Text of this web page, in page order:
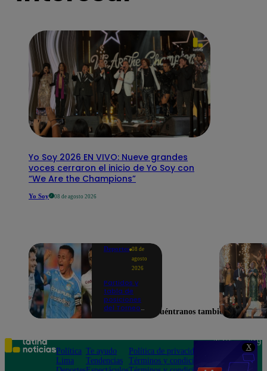
X
Yo Soy 2026 EN VIVO: Nueve grandes
voces cerraron el inicio de Yo Soy con
“We Are the Champions”
Yo Soy 08 de agosto 2026
Deportes 08 de
agosto
2026
Partidos y
tabla de
posiciones
del Torneo
en la fecha 4
Encuéntranos también en
Política
Lima
Te ayudo
Tendencias
Política de privacidad
Términos y condiciones
Teléfono: 219
Av. San